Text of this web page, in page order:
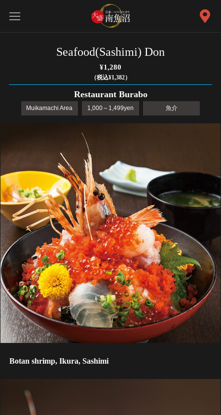
Seafood(Sashimi) Don
¥1,280
（税込¥1,382）
Restaurant Burabo
Muikamachi Area 1,000～1,499yen 魚介
Botan shrimp, Ikura, Sashimi